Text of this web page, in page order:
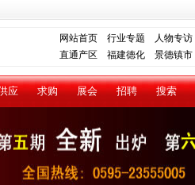
网站首页 行业专题 人物专访
直通产区 福建德化 景德镇市
应 求购 展会 招聘 搜索